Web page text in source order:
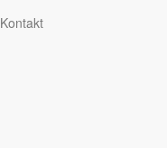
Kontakt